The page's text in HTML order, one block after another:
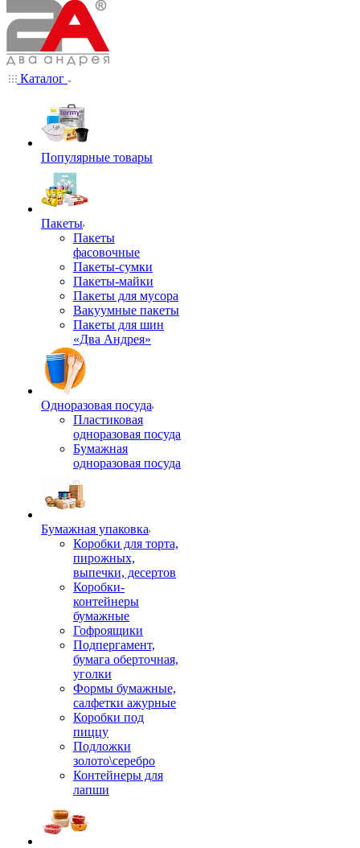
Каталог
Популярные товары
Пакеты
Пакеты
фасовочные
Пакеты-сумки
Пакеты-майки
Пакеты для мусора
Вакуумные пакеты
Пакеты для шин
«Два Андрея»
Одноразовая посуда
Пластиковая
одноразовая посуда
Бумажная
одноразовая посуда
Бумажная упаковка
Коробки для торта,
пирожных,
выпечки, десертов
Коробки-
контейнеры
бумажные
Гофроящики
Подпергамент,
бумага оберточная,
уголки
Формы бумажные,
салфетки ажурные
Коробки под
пиццу
Подложки
золото\серебро
Контейнеры для
лапши